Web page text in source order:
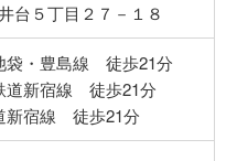
台５丁目２７－１８
袋・豊島線 徒歩21分
道新宿線 徒歩21分
新宿線 徒歩21分